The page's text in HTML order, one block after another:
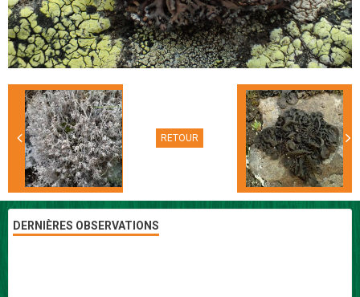
RETOUR
DERNIÈRES OBSERVATIONS